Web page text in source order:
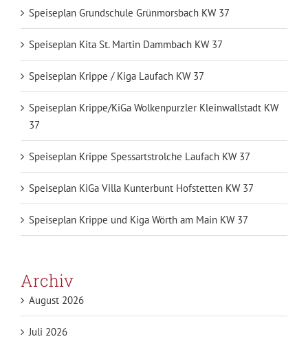
Speiseplan Grundschule Grünmorsbach KW 37
Speiseplan Kita St. Martin Dammbach KW 37
Speiseplan Krippe / Kiga Laufach KW 37
Speiseplan Krippe/KiGa Wolkenpurzler Kleinwallstadt KW
37
Speiseplan Krippe Spessartstrolche Laufach KW 37
Speiseplan KiGa Villa Kunterbunt Hofstetten KW 37
Speiseplan Krippe und Kiga Wörth am Main KW 37
Archiv
August 2026
Juli 2026